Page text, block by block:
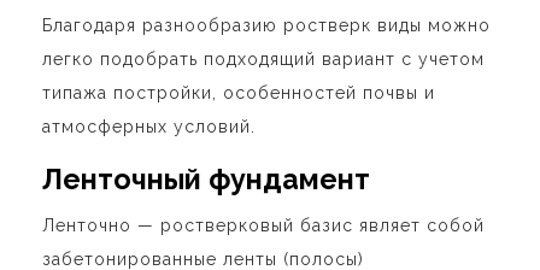
Благодаря разнообразию ростверк виды можно
легко подобрать подходящий вариант с учетом
типажа постройки, особенностей почвы и
атмосферных условий.
Ленточный фундамент
Ленточно — ростверковый базис являет собой
забетонированные ленты (полосы)